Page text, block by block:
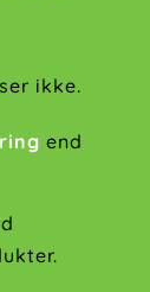
ikke.
end